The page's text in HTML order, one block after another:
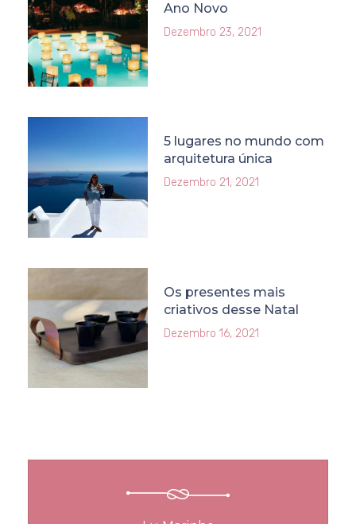
Ano Novo
Dezembro 23, 2021
5 lugares no mundo com
arquitetura única
Dezembro 21, 2021
Os presentes mais
criativos desse Natal
Dezembro 16, 2021